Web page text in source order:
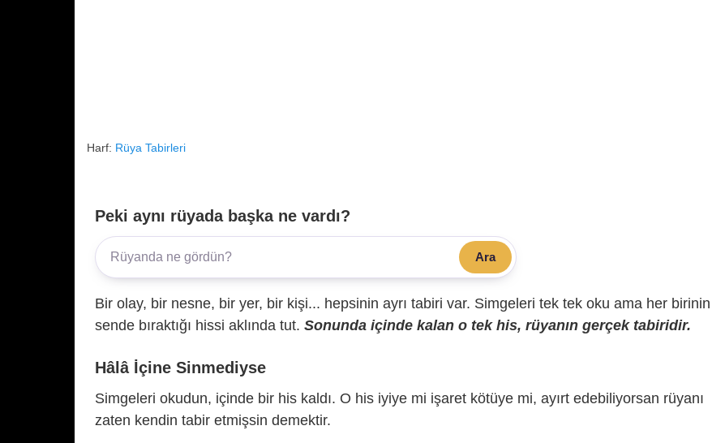
Harf: Rüya Tabirleri
Peki aynı rüyada başka ne vardı?
Ara
Bir olay, bir nesne, bir yer, bir kişi... hepsinin ayrı tabiri var. Simgeleri tek tek oku ama her birinin
sende bıraktığı hissi aklında tut. Sonunda içinde kalan o tek his, rüyanın gerçek tabiridir.
Hâlâ İçine Sinmediyse
Simgeleri okudun, içinde bir his kaldı. O his iyiye mi işaret kötüye mi, ayırt edebiliyorsan rüyanı
zaten kendin tabir etmişsin demektir.